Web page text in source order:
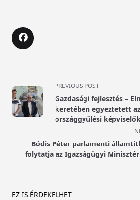
<span
class="nav-
subtitle
screen-
text">Page</span>
PREVIOUS POST
Gazdasági fejlesztés –
keretében egyeztetett
országgyűlési képviselők
Bódis Péter parlamenti
folytatja az Igazságügyi
EZ IS ÉRDEKELHET